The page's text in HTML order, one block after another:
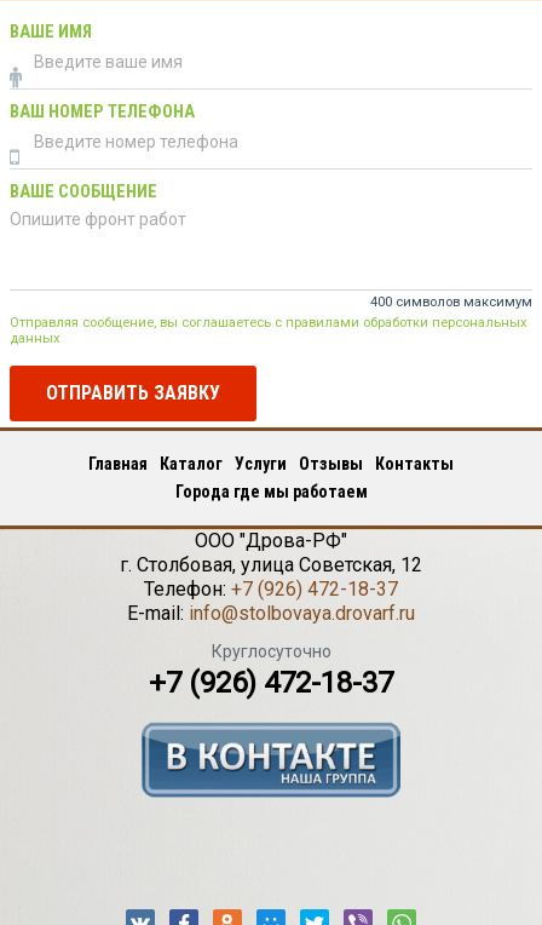
ВАШЕ ИМЯ
ВАШ НОМЕР ТЕЛЕФОНА
ВАШЕ СООБЩЕНИЕ
400 символов максимум
Отправляя сообщение, вы соглашаетесь с правилами обработки персональных
данных
ОТПРАВИТЬ ЗАЯВКУ
Главная Каталог Услуги Отзывы
Контакты
Города где мы работаем
ООО "Дрова-РФ"
г. Столбовая, улица Советская, 12
Телефон: +7 (926) 472-18-37
E-mail: info@stolbovaya.drovarf.ru
Круглосуточно
+7 (926) 472-18-37